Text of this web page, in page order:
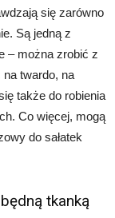
się zarówno
Są jedną z
– można zrobić z
twardo, na
także do robienia
Co więcej, mogą
do sałatek
tkanką